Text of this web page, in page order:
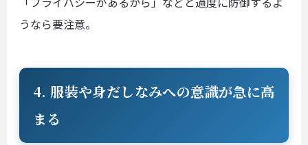
うなら要注意。
4. 服装や身だしなみへの意識が急に高
まる